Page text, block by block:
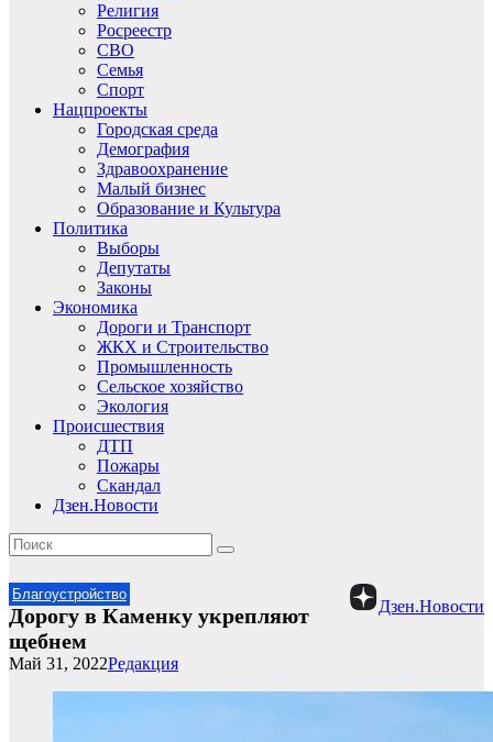
Религия
Росреестр
СВО
Семья
Спорт
Нацпроекты
Городская среда
Демография
Здравоохранение
Малый бизнес
Образование и Культура
Политика
Выборы
Депутаты
Законы
Экономика
Дороги и Транспорт
ЖКХ и Строительство
Промышленность
Сельское хозяйство
Экология
Происшествия
ДТП
Пожары
Скандал
Дзен.Новости
Благоустройство
Дзен.Новости
Дорогу в Каменку укрепляют
щебнем
Редакция
Май 31, 2022